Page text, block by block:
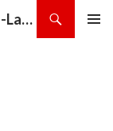
Avocate-Alcool au Volant-Montréal-Laval-Repentigny-Terrebonne-Sainte-Thérèse